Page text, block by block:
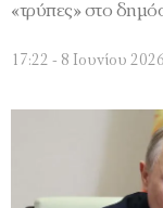
«τρύπες» στο
17:22 - 8 Ιουνίου 2026